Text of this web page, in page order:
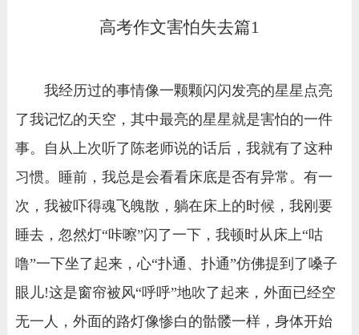
高考作文害怕失去篇1
我经历过的事情像一颗颗闪闪发亮的星星点亮
了我记忆的天空，其中最亮的星星就是害怕的一件
事。自从上次听了陈老师说的话后，我就有了这种
习惯。睡前，我总是会看看床底是否有异常。有一
次，我被吓得魂飞魄散，躺在床上的时候，我刚要
睡去，忽然灯“咔嚓”闪了一下，我顿时从床上“咕
噜”一下坐了起来，心“扑通、扑通”仿佛提到了嗓子
眼儿!这是窗帘被风“呼呼”地吹了起来，外面已经空
无一人，外面的路灯像惨白的骷髅一样，身体开始